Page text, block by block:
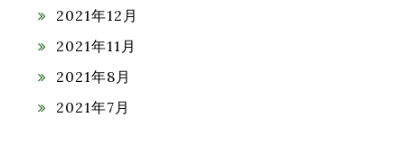
2021年12月
2021年11月
2021年8月
2021年7月